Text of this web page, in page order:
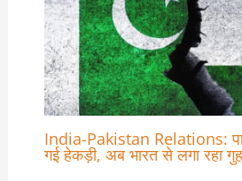
India-Pakistan Relations:
गई हेकड़ी, अब भारत से लगा रहा